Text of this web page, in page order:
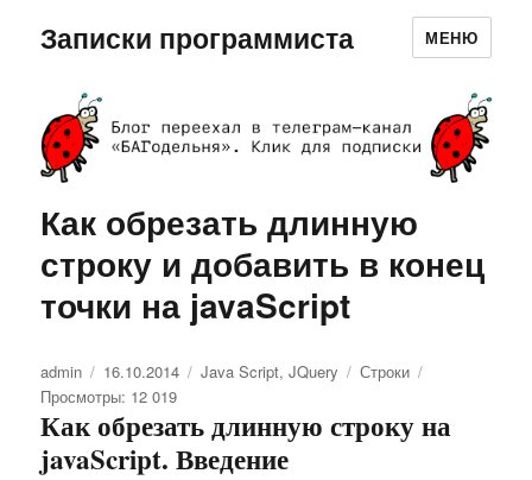
Записки программиста МЕНЮ
Как обрезать длинную
строку и добавить в конец
точки на javaScript
Автор
admin Опубликовано
16.10.2014 Рубрики
Java Script,JQuery Метки
Строки
Просмотры: 12 019
Как обрезать длинную строку на
javaScript. Введение